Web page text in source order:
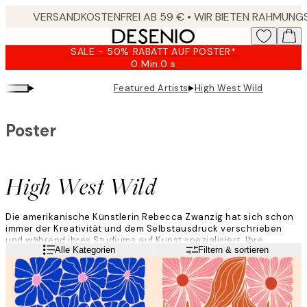
SALE - 50% RABATT AUF POSTER*
0 Min.0 s
Gültig
bis:
2026-
▸ Featured Artists▸High West Wild
High West Wild
Poster
Die amerikanische Künstlerin Rebecca Zwanzig hat sich schon
immer der Kreativität und dem Selbstausdruck verschrieben
und während ihres Studiums auf Kunst spezialisiert. Ihre
detailreichen und farbenfrohen Kompositionen fangen die
Essenz der Natur ein und gründen sich in ihrer Faszination für
wissenschaftliche Untersuchungen von Pflanzen und
Lebewesen.
WeiterlesenAlle Kategorien Filtern & sortieren